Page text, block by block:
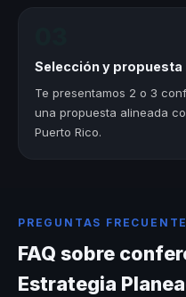
Selección y propuesta
Te presentamos 2 o 3
una propuesta alineada
Puerto Rico.
PREGUNTAS
FAQ sobre
Estrategia